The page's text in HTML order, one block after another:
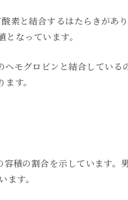
と結合するはたらきがあ
なっています。
モグロビンと結合してい
す。
積の割合を示しています。
す。